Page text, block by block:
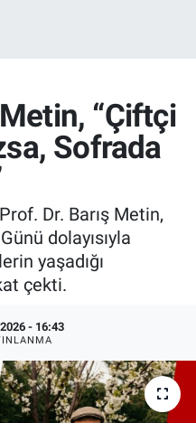
“Çiftçi
Sofrada
Dr. Barış Metin,
dolayısıyla
yaşadığı
çekti.
- 16:43